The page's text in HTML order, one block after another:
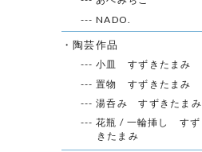
--- NADO.
・陶芸作品
--- 小皿 すずきたまみ
--- 置物 すずきたまみ
--- 湯呑み すずきたまみ
--- 花瓶 / 一輪挿し すず
きたまみ